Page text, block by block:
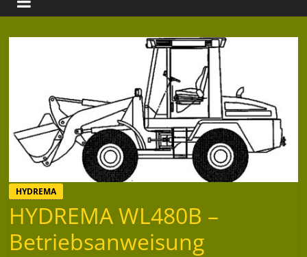
HYDREMA
HYDREMA WL480B –
Betriebsanweisung